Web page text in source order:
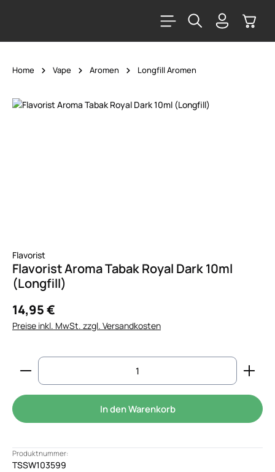
Home Vape Aromen Longfill Aromen
Bildergalerie überspringen
Flavorist
Flavorist Aroma Tabak Royal Dark 10ml
(Longfill)
14,95 €
Preise inkl. MwSt. zzgl. Versandkosten
Produkt Anzahl: Gib den gewünschten Wert
In den Warenkorb
Produktnummer:
TSSW103599